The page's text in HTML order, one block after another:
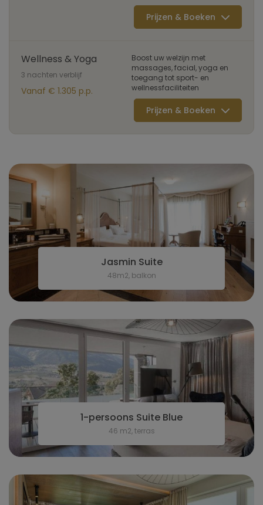
Prijzen & Boeken
Wellness & Yoga
3 nachten verblijf
Vanaf € 1.305 p.p.
Boost uw welzijn met
massages, facial, yoga en
toegang tot sport- en
wellnessfaciliteiten
Prijzen & Boeken
Jasmin Suite
48m2, balkon
1-persoons Suite Blue
46 m2, terras